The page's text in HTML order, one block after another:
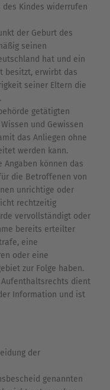
Kindes widerrufen
der Geburt des
seinen
hat und ein
besitzt, erwirbt das
seiner Eltern die
getätigten
und Gewissen
das Anliegen ohne
werden kann.
können das
die Betroffenen von
unrichtige oder
rechtzeitig
vervollständigt oder
bereits erteilter
eine
oder eine
zur Folge haben.
dient
Information und ist
der
genannten